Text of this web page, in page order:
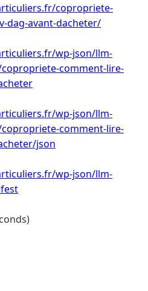
copropriete-
dag-avant-dacheter/
wp-json/llm-
comment-lire-
wp-json/llm-
comment-lire-
json
wp-json/llm-